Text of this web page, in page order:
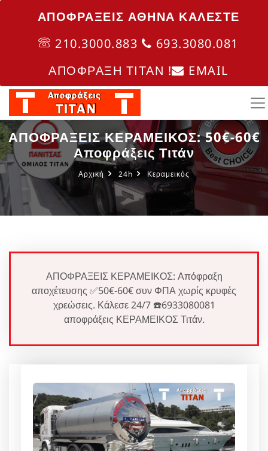
ΑΠΟΦΡΑΞΕΙΣ ΑΘΗΝΑ ΚΑΛΈΣΤΕ
210.3000.883
693.3080.081
ΑΠΟΦΡΑΞΗ ΤΙΤΑΝ !
EMAIL
ΑΠΟΦΡΑΞΕΙΣ ΚΕΡΑΜΕΙΚΟΣ: 50€-60€
Αποφράξεις Τιτάν
Αρχική 24h Κεραμεικός
ΑΠΟΦΡΑΞΕΙΣ ΚΕΡΑΜΕΙΚΟΣ: Απόφραξη
αποχέτευσης ✅50€-60€ συν ΦΠΑ χωρίς κρυφές
χρεώσεις. Κάλεσε 24/7 ☎️6933080081
αποφράξεις ΚΕΡΑΜΕΙΚΟΣ Τιτάν.